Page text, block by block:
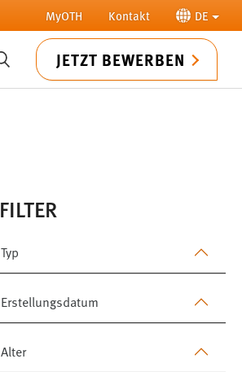
MyOTH Kontakt DE
SUCHE JETZT BEWERBEN
FILTER
Typ
Erstellungsdatum
Alter